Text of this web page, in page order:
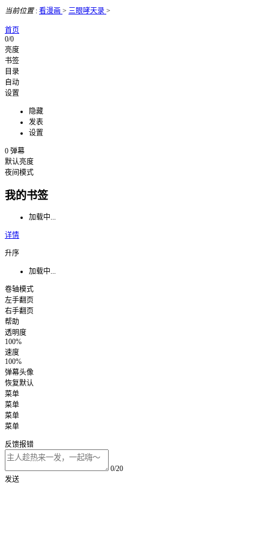
当前位置: 看漫画 > 三眼哮天录 >
首页
0/0
亮度
书签
目录
自动
设置
隐藏
发表
设置
0 弹幕
默认亮度
夜间模式
我的书签
加载中...
详情
升序
加载中...
卷轴模式
左手翻页
右手翻页
帮助
透明度
100%
速度
100%
弹幕头像
恢复默认
菜单
菜单
菜单
菜单
反馈报错
0/20
发送